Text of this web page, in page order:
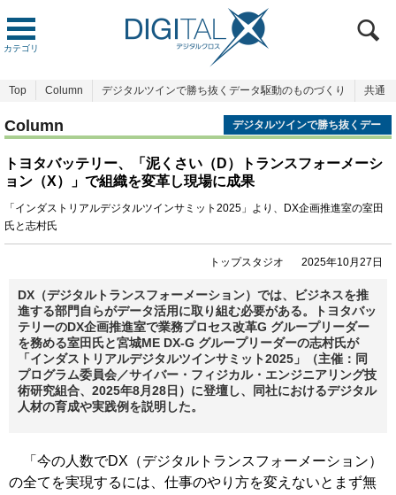
カテゴリ
Top Column デジタルツインで勝ち抜くデータ駆動のものづくり 共通
Column
デジタルツインで勝ち抜くデー
タ駆動のものづくり
トヨタバッテリー、「泥くさい（D）トランスフォーメーシ
ョン（X）」で組織を変革し現場に成果
「インダストリアルデジタルツインサミット2025」より、DX企画推進室の室田
氏と志村氏
トップスタジオ 2025年10月27日
DX（デジタルトランスフォーメーション）では、ビジネスを推
進する部門自らがデータ活用に取り組む必要がある。トヨタバッ
テリーのDX企画推進室で業務プロセス改革G グループリーダー
を務める室田氏と宮城ME DX-G グループリーダーの志村氏が
「インダストリアルデジタルツインサミット2025」（主催：同
プログラム委員会／サイバー・フィジカル・エンジニアリング技
術研究組合、2025年8月28日）に登壇し、同社におけるデジタル
人材の育成や実践例を説明した。
「今の人数でDX（デジタルトランスフォーメーション）
の全てを実現するには、仕事のやり方を変えないとまず無